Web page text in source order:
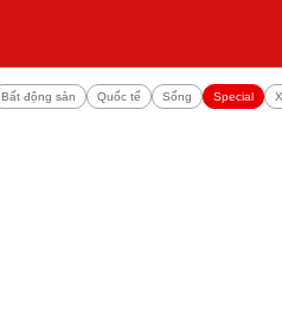
Bất động sản Quốc tế Sống Special